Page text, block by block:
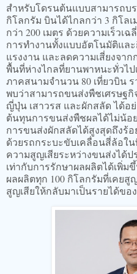
สำหรับโดรนต้นแบบสามารถบ
กิโลกรัม บินได้ไกลกว่า 3 กิโล
กว่า 200 เมตร ด้วยความเร็วเ
การทำงานทั้งแบบอัตโนมัติแล
แรงงาน และลดความเสี่ยงจา
พื้นที่ห่างไกลที่ยานพาหนะทั่วไ
ภาคสนามจำนวน 80 เที่ยวบิน
พบว่าสามารถขนส่งพืชเศรษฐ
ญี่ปุ่น เสาวรส และผักสลัด ได้อ
ต้นทุนการขนส่งพืชผลได้ไม่น้อ
การขนส่งผักสลัดได้สูงสุดถึงร้อ
ด้วยรถกระบะขับเคลื่อนสี่ล้อใ
ความสูญเสียระหว่างขนส่งได้
เท่ากับการรักษาผลผลิตได้เพิ่ม
ผลผลิตทุก 100 กิโลกรัมที่เคยสู
สูญเสียให้กลับมาเป็นรายได้ขอ